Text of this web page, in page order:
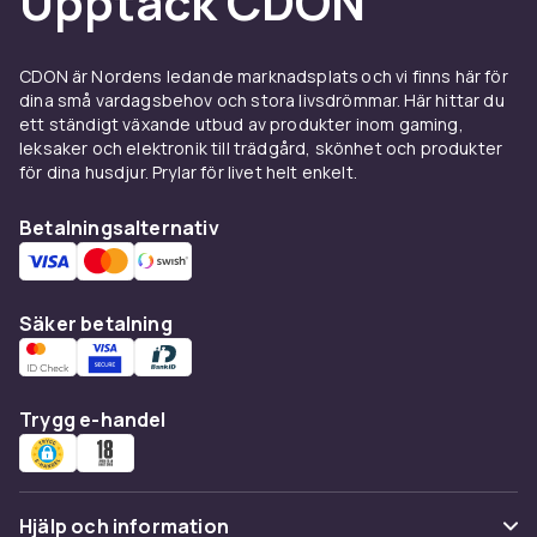
modellerna är klassiska och pålitliga för raka
och öppna ytor.
Traktortillbehör för maximal
nytta
Trädgårdstraktorn kan utrustas med en rad
mångsidigt arbetsredskap. Snöplog och
snöslunga för vinterns snöröjning.
Uppsamlarbehållare för löv och gräsklipp.
Komposteringssats (mulching kit) för
återföring av gräsklipp. Vagnkoppling för
transport. Jordbruksfräs för markberedning.
tillbehörssortiment till sina trädgårdstraktorer.
CDON erbjuder traktordäck och traktorhjul
som reservdelar.
CDON är Nordens ledande marknadsplats och vi finns här för
dina små vardagsbehov och stora livsdrömmar. Här hittar du
ett ständigt växande utbud av produkter inom gaming,
leksaker och elektronik till trädgård, skönhet och produkter
för dina husdjur. Prylar för livet helt enkelt.
Betalningsalternativ
Säker betalning
Trygg e-handel
Hjälp och information